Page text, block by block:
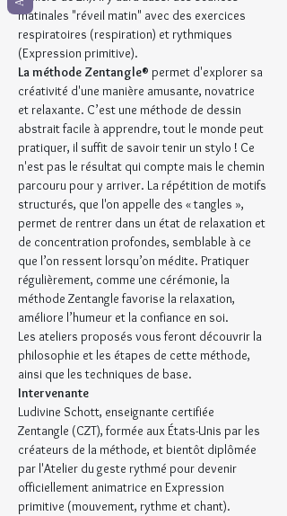
matinales "réveil matin" avec des exercices
respiratoires (respiration) et rythmiques
(Expression primitive).
La méthode Zentangle® permet d'explorer sa
créativité d'une manière amusante, novatrice
et relaxante. C’est une méthode de dessin
abstrait facile à apprendre, tout le monde peut
pratiquer, il suffit de savoir tenir un stylo ! Ce
n'est pas le résultat qui compte mais le chemin
parcouru pour y arriver. La répétition de motifs
structurés, que l'on appelle des « tangles »,
permet de rentrer dans un état de relaxation et
de concentration profondes, semblable à ce
que l’on ressent lorsqu’on médite. Pratiquer
régulièrement, comme une cérémonie, la
méthode Zentangle favorise la relaxation,
améliore l’humeur et la confiance en soi.
Les ateliers proposés vous feront découvrir la
philosophie et les étapes de cette méthode,
ainsi que les techniques de base.
Intervenante
Ludivine Schott, enseignante certifiée
Zentangle (CZT), formée aux États-Unis par les
créateurs de la méthode, et bientôt diplômée
par l'Atelier du geste rythmé pour devenir
officiellement animatrice en Expression
primitive (mouvement, rythme et chant).